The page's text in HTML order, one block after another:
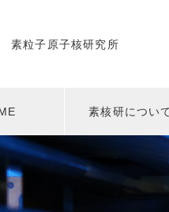
素粒子原子核研究所
素核研について